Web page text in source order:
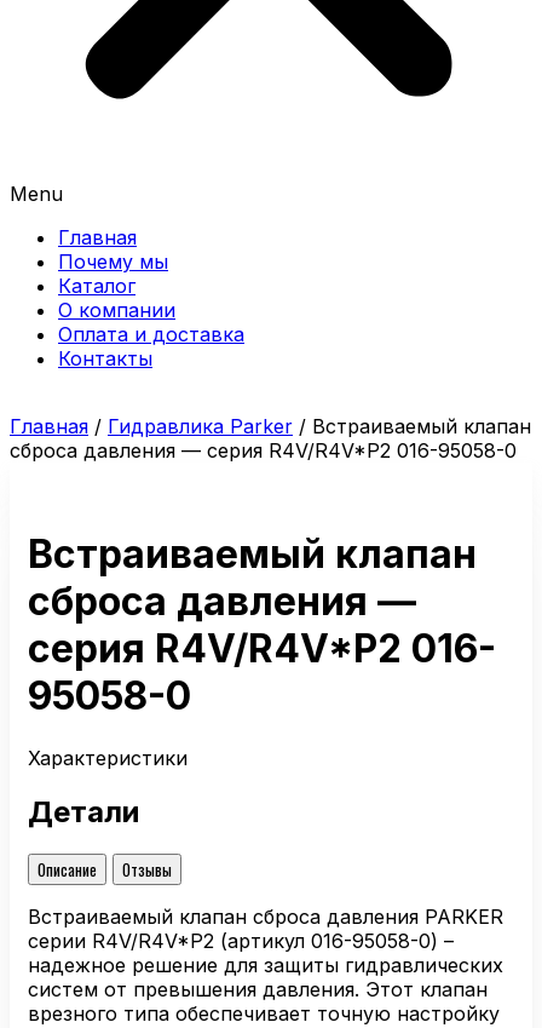
Menu
Главная
Почему мы
Каталог
О компании
Оплата и доставка
Контакты
Главная / Гидравлика Parker / Встраиваемый клапан
сброса давления — серия R4V/R4V*P2 016-95058-0
Встраиваемый клапан
сброса давления —
серия R4V/R4V*P2 016-
95058-0
Характеристики
Детали
Описание
Отзывы
Встраиваемый клапан сброса давления PARKER
серии R4V/R4V*P2 (артикул 016-95058-0) –
надежное решение для защиты гидравлических
систем от превышения давления. Этот клапан
врезного типа обеспечивает точную настройку